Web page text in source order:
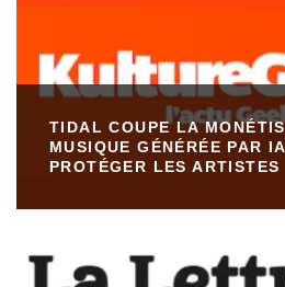
TIDAL COUPE LA
MUSIQUE GÉNÉRÉE PAR
PROTÉGER LES ARTISTES